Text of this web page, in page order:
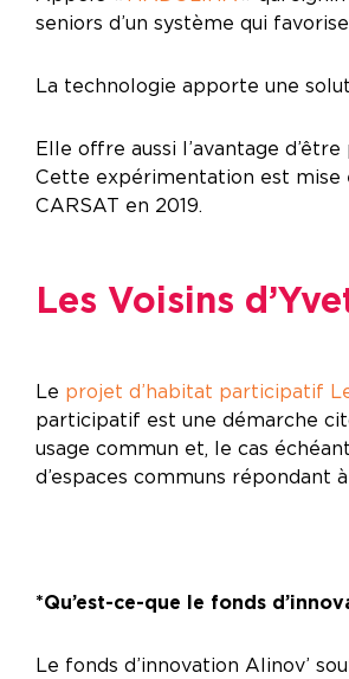
seniors d’un système qui
La technologie apporte une
Elle offre aussi l’avantage
Cette expérimentation est mise
CARSAT en 2019.
Les Voisins
Le projet d’habitat participatif
participatif est une démarche
usage commun et, le cas
d’espaces communs répondant
*Qu’est-ce-que le fonds
Le fonds d’innovation Alinov’